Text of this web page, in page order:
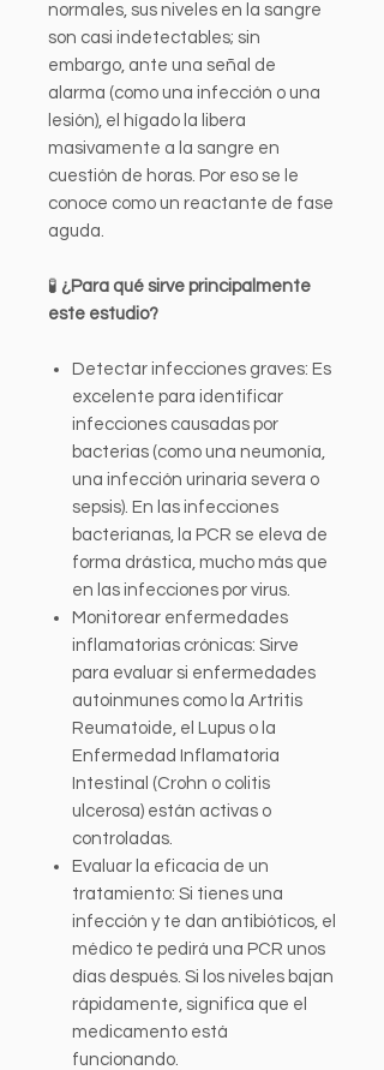
normales, sus niveles en la sangre
son casi indetectables; sin
embargo, ante una señal de
alarma (como una infección o una
lesión), el hígado la libera
masivamente a la sangre en
cuestión de horas. Por eso se le
conoce como un reactante de fase
aguda.
🧪 ¿Para qué sirve principalmente
este estudio?
Detectar infecciones graves: Es
excelente para identificar
infecciones causadas por
bacterias (como una neumonía,
una infección urinaria severa o
sepsis). En las infecciones
bacterianas, la PCR se eleva de
forma drástica, mucho más que
en las infecciones por virus.
Monitorear enfermedades
inflamatorias crónicas: Sirve
para evaluar si enfermedades
autoinmunes como la Artritis
Reumatoide, el Lupus o la
Enfermedad Inflamatoria
Intestinal (Crohn o colitis
ulcerosa) están activas o
controladas.
Evaluar la eficacia de un
tratamiento: Si tienes una
infección y te dan antibióticos, el
médico te pedirá una PCR unos
días después. Si los niveles bajan
rápidamente, significa que el
medicamento está
funcionando.